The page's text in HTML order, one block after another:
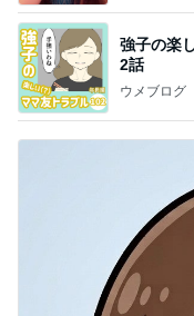
強子の楽
2話
ウメブログ